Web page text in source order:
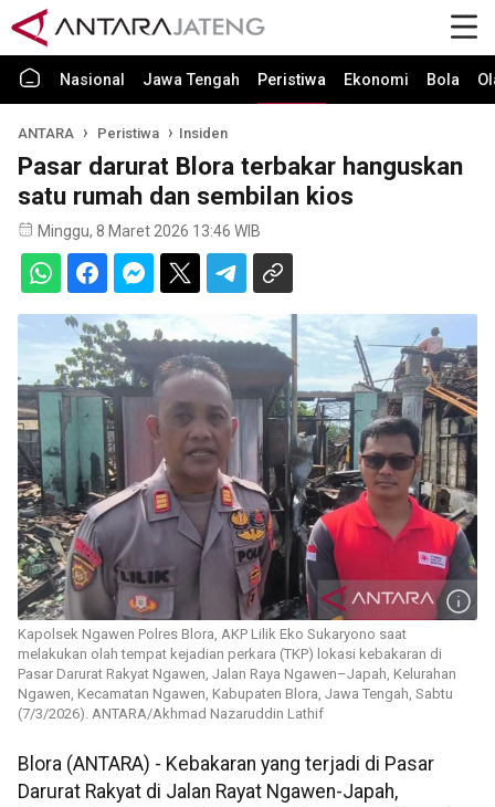
Nasional Jawa Tengah Peristiwa Ekonomi Bola
ANTARA Peristiwa Insiden
Pasar darurat Blora terbakar hanguskan
satu rumah dan sembilan kios
Minggu, 8 Maret 2026 13:46 WIB
Kapolsek Ngawen Polres Blora, AKP Lilik Eko Sukaryono saat
melakukan olah tempat kejadian perkara (TKP) lokasi kebakaran di
Pasar Darurat Rakyat Ngawen, Jalan Raya Ngawen–Japah, Kelurahan
Ngawen, Kecamatan Ngawen, Kabupaten Blora, Jawa Tengah, Sabtu
(7/3/2026). ANTARA/Akhmad Nazaruddin Lathif
Blora (ANTARA) - Kebakaran yang terjadi di Pasar
Darurat Rakyat di Jalan Rayat Ngawen-Japah,